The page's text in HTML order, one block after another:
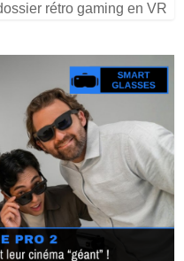
rétro gaming en VR